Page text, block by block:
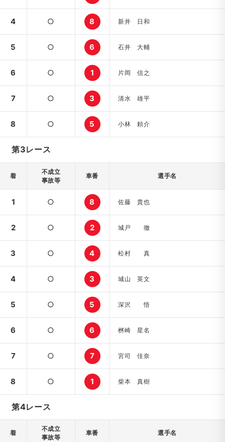
4 ○ 8 新井 日和
5 ○ 6 石井 大輔
6 ○ 1 片岡 信之
7 ○ 3 清水 雄平
8 ○ 5 小林 頼介
第3レース
着
不成立
事故等
車番 選手名
1 ○ 8 佐藤 貴也
2 ○ 2 城戸 徹
3 ○ 4 松村 真
4 ○ 3 城山 英文
5 ○ 5 深沢 悟
6 ○ 6 桝崎 星名
7 ○ 7 宮司 佳奈
8 ○ 1 柴本 真樹
第4レース
着
不成立
事故等
車番 選手名